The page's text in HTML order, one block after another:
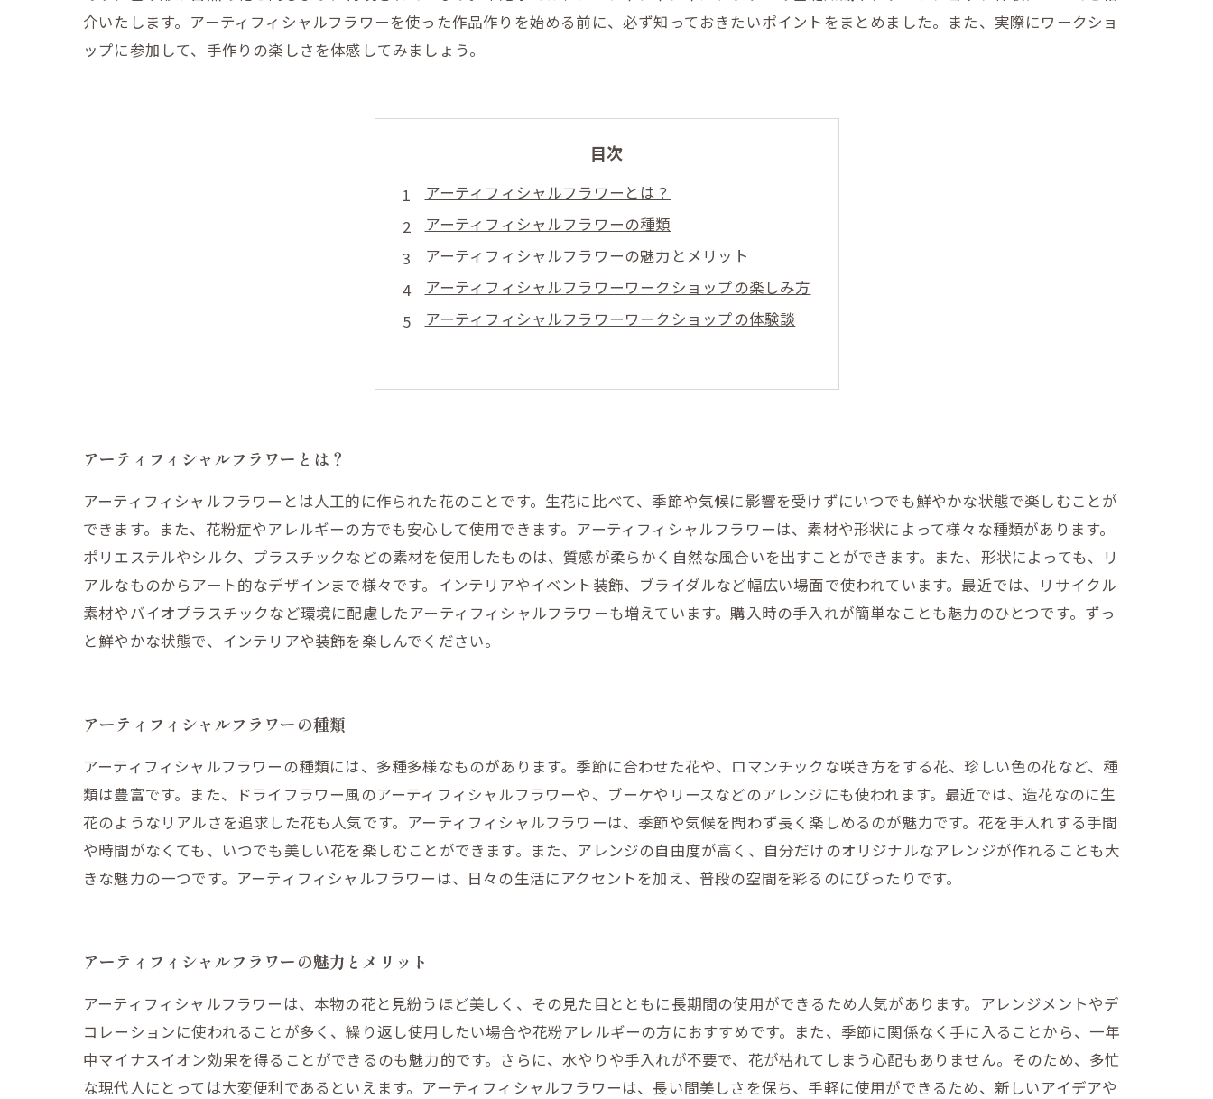
介いたします。アーティフィシャルフラワーを使った作品作りを始める前に、必ず知っておきたいポイントをまとめました。また、実際にワークショ
ップに参加して、手作りの楽しさを体感してみましょう。
目次
アーティフィシャルフラワーとは？
アーティフィシャルフラワーの種類
アーティフィシャルフラワーの魅力とメリット
アーティフィシャルフラワーワークショップの楽しみ方
アーティフィシャルフラワーワークショップの体験談
アーティフィシャルフラワーとは？
アーティフィシャルフラワーとは人工的に作られた花のことです。生花に比べて、季節や気候に影響を受けずにいつでも鮮やかな状態で楽しむことが
できます。また、花粉症やアレルギーの方でも安心して使用できます。アーティフィシャルフラワーは、素材や形状によって様々な種類があります。
ポリエステルやシルク、プラスチックなどの素材を使用したものは、質感が柔らかく自然な風合いを出すことができます。また、形状によっても、リ
アルなものからアート的なデザインまで様々です。インテリアやイベント装飾、ブライダルなど幅広い場面で使われています。最近では、リサイクル
素材やバイオプラスチックなど環境に配慮したアーティフィシャルフラワーも増えています。購入時の手入れが簡単なことも魅力のひとつです。ずっ
と鮮やかな状態で、インテリアや装飾を楽しんでください。
アーティフィシャルフラワーの種類
アーティフィシャルフラワーの種類には、多種多様なものがあります。季節に合わせた花や、ロマンチックな咲き方をする花、珍しい色の花など、種
類は豊富です。また、ドライフラワー風のアーティフィシャルフラワーや、ブーケやリースなどのアレンジにも使われます。最近では、造花なのに生
花のようなリアルさを追求した花も人気です。アーティフィシャルフラワーは、季節や気候を問わず長く楽しめるのが魅力です。花を手入れする手間
や時間がなくても、いつでも美しい花を楽しむことができます。また、アレンジの自由度が高く、自分だけのオリジナルなアレンジが作れることも大
きな魅力の一つです。アーティフィシャルフラワーは、日々の生活にアクセントを加え、普段の空間を彩るのにぴったりです。
アーティフィシャルフラワーの魅力とメリット
アーティフィシャルフラワーは、本物の花と見紛うほど美しく、その見た目とともに長期間の使用ができるため人気があります。アレンジメントやデ
コレーションに使われることが多く、繰り返し使用したい場合や花粉アレルギーの方におすすめです。また、季節に関係なく手に入ることから、一年
中マイナスイオン効果を得ることができるのも魅力的です。さらに、水やりや手入れが不要で、花が枯れてしまう心配もありません。そのため、多忙
な現代人にとっては大変便利であるといえます。アーティフィシャルフラワーは、長い間美しさを保ち、手軽に使用ができるため、新しいアイデアや